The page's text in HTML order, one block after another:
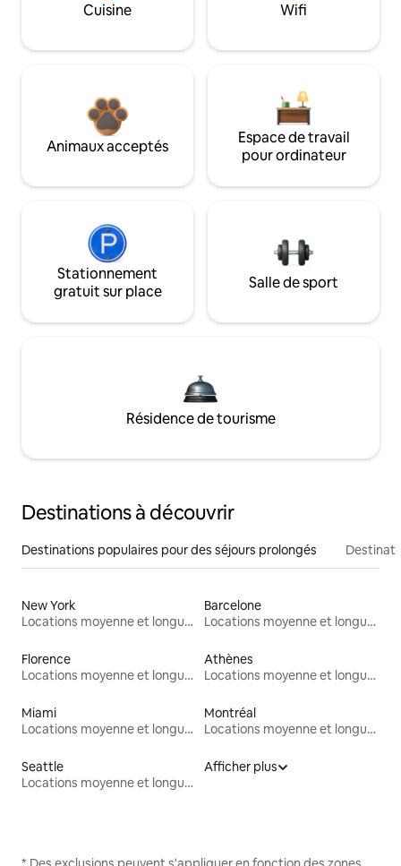
Cuisine Wifi
Animaux acceptés
Espace de travail
pour ordinateur
Stationnement
gratuit sur place
Salle de sport
Résidence de tourisme
Destinations à découvrir
Destinations populaires pour des séjours prolongés
New York
Locations moyenne et longue durée
Barcelone
Locations moyenne et longue durée
Florence
Locations moyenne et longue durée
Athènes
Locations moyenne et longue durée
Miami
Locations moyenne et longue durée
Montréal
Locations moyenne et longue durée
Seattle
Locations moyenne et longue durée
Afficher plus